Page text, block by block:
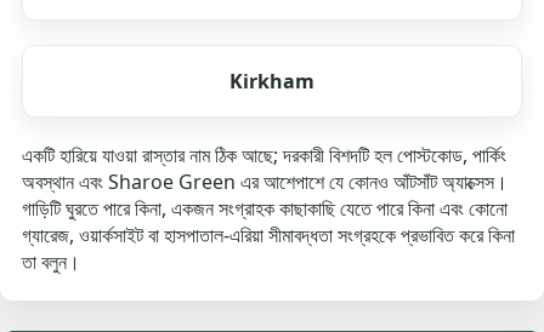
Kirkham
একটি হারিয়ে যাওয়া রাস্তার নাম ঠিক আছে; দরকারী বিশদটি হল পোস্টকোড, পার্কিং
অবস্থান এবং Sharoe Green এর আশেপাশে যে কোনও আঁটসাঁট অ্যাক্সেস।
গাড়িটি ঘুরতে পারে কিনা, একজন সংগ্রাহক কাছাকাছি যেতে পারে কিনা এবং কোনো
গ্যারেজ, ওয়ার্কসাইট বা হাসপাতাল-এরিয়া সীমাবদ্ধতা সংগ্রহকে প্রভাবিত করে কিনা
তা বলুন।